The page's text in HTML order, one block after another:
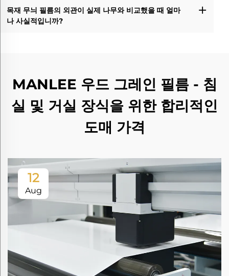
목재 무늬 필름의 외관이 실제 나무와 비교했을 때 얼마
나 사실적입니까?
MANLEE 우드 그레인 필름 - 침
실 및 거실 장식을 위한 합리적인
도매 가격
12
Aug